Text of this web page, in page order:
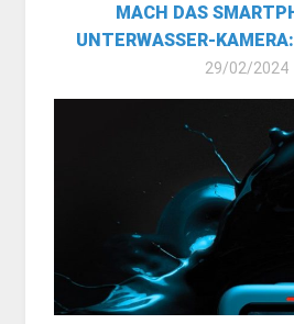
MACH DAS
UNTERWASSER-
29/02/2024